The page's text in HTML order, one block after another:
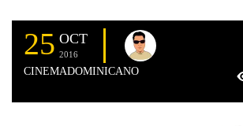
25 OCT
2016
CINEMADOMINICANO